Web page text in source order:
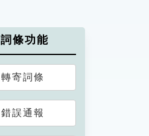
詞條功能
轉寄詞條
錯誤通報